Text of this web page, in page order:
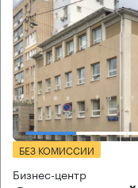
БЕЗ КОМИССИИ
Бизнес-центр